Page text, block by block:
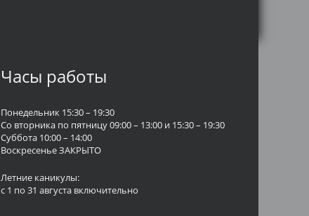
Часы работы
Понедельник 15:30 – 19:30
Со вторника по пятницу 09:00 – 13:00 и 15:30 – 19:30
Суббота 10:00 – 14:00
Воскресенье ЗАКРЫТО
Летние каникулы:
с 1 по 31 августа включительно